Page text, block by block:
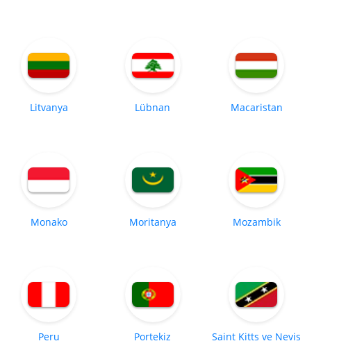
Litvanya Lübnan Macaristan
Monako Moritanya Mozambik
Peru Portekiz Saint Kitts ve Nevis